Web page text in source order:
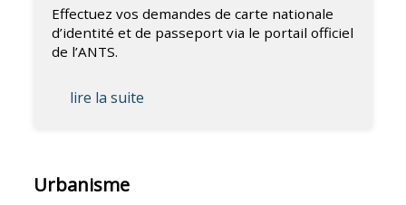
Effectuez vos demandes de carte nationale
d’identité et de passeport via le portail officiel
de l’ANTS.
lire la suite
Urbanisme